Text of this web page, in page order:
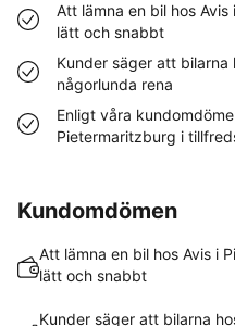
Att lämna en bil hos
lätt och snabbt
Kunder säger att bilarna
någorlunda rena
Enligt våra
Pietermaritzburg i
Kundomdömen
Att lämna en bil hos Avis i
lätt och snabbt
Kunder säger att bilarna